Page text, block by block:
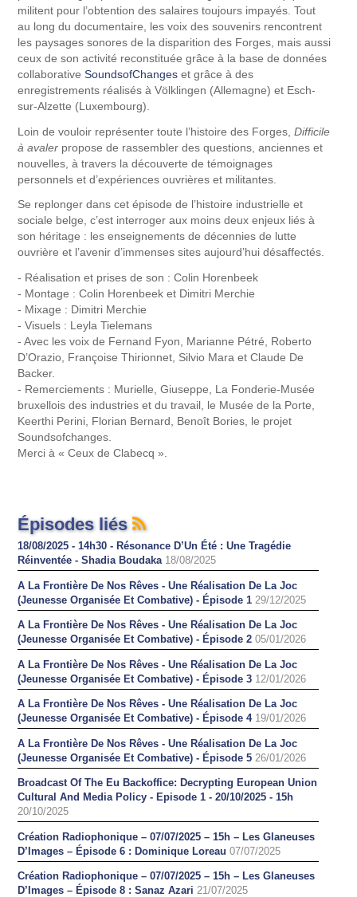
militent pour l’obtention des salaires toujours impayés. Tout
au long du documentaire, les voix des souvenirs rencontrent
les paysages sonores de la disparition des Forges, mais aussi
ceux de son activité reconstituée grâce à la base de données
collaborativeSoundsofChanges et grâce à des
enregistrements réalisés à Völklingen (Allemagne) et Esch-
sur-Alzette (Luxembourg).
Loin de vouloir représenter toute l’histoire des Forges,Difficile
à avaler propose de rassembler des questions, anciennes et
nouvelles, à travers la découverte de témoignages
personnels et d’expériences ouvrières et militantes.
Se replonger dans cet épisode de l’histoire industrielle et
sociale belge, c’est interroger aux moins deux enjeux liés à
son héritage : les enseignements de décennies de lutte
ouvrière et l’avenir d’immenses sites aujourd’hui désaffectés.
- Réalisation et prises de son : Colin Horenbeek
- Montage : Colin Horenbeek et Dimitri Merchie
- Mixage : Dimitri Merchie
- Visuels : Leyla Tielemans
- Avec les voix de Fernand Fyon, Marianne Pétré, Roberto
D’Orazio, Françoise Thirionnet, Silvio Mara et Claude De
Backer.
- Remerciements : Murielle, Giuseppe, La Fonderie-Musée
bruxellois des industries et du travail, le Musée de la Porte,
Keerthi Perini, Florian Bernard, Benoît Bories, le projet
Soundsofchanges.
Merci à « Ceux de Clabecq ».
Épisodes liés
18/08/2025 - 14h30 - Résonance D’Un Été : Une Tragédie
Réinventée - Shadia Boudaka 18/08/2025
A La Frontière De Nos Rêves - Une Réalisation De La Joc
(Jeunesse Organisée Et Combative) - Épisode 1 29/12/2025
A La Frontière De Nos Rêves - Une Réalisation De La Joc
(Jeunesse Organisée Et Combative) - Épisode 2 05/01/2026
A La Frontière De Nos Rêves - Une Réalisation De La Joc
(Jeunesse Organisée Et Combative) - Épisode 3 12/01/2026
A La Frontière De Nos Rêves - Une Réalisation De La Joc
(Jeunesse Organisée Et Combative) - Épisode 4 19/01/2026
A La Frontière De Nos Rêves - Une Réalisation De La Joc
(Jeunesse Organisée Et Combative) - Épisode 5 26/01/2026
Broadcast Of The Eu Backoffice: Decrypting European Union
Cultural And Media Policy - Episode 1 - 20/10/2025 - 15h
20/10/2025
Création Radiophonique – 07/07/2025 – 15h – Les Glaneuses
D’Images – Épisode 6 : Dominique Loreau 07/07/2025
Création Radiophonique – 07/07/2025 – 15h – Les Glaneuses
D’Images – Épisode 8 : Sanaz Azari 21/07/2025